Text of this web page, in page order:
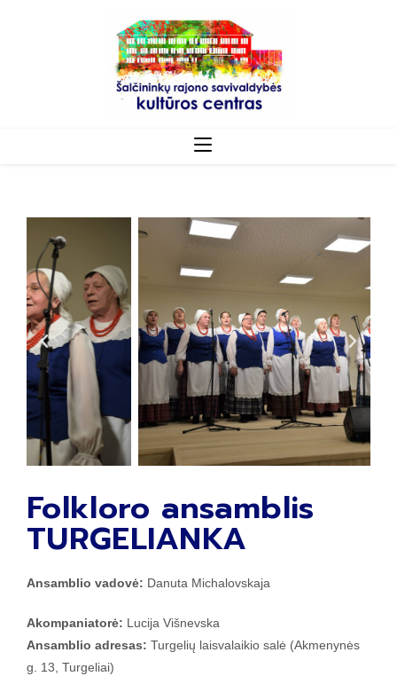
Folkloro ansamblis
TURGELIANKA
Ansamblio vadovė: Danuta Michalovskaja
Akompaniatorė: Lucija Višnevska
Ansamblio adresas: Turgelių laisvalaikio salė (Akmenynės
g. 13, Turgeliai)